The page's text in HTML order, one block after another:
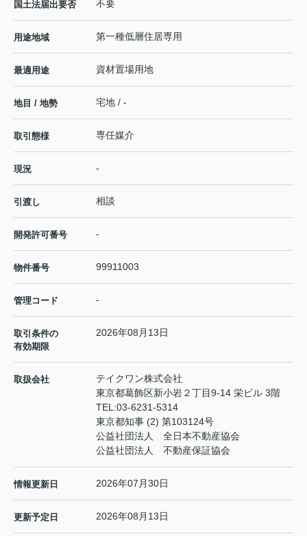
国土法届出要否 不要
用途地域 第一種低層住居専用
最適用途 資材置場用地
地目 / 地勢 宅地 / -
取引態様 専任媒介
現況 -
引渡し 相談
開発許可番号 -
物件番号 99911003
管理コード -
取引条件の
有効期限
2026年08月13日
取扱会社
テイクワン株式会社
東京都葛飾区新小岩２丁目9-14 栄ビル 3階
TEL:03-6231-5314
東京都知事 (2) 第103124号
公益社団法人 全日本不動産協会
公益社団法人 不動産保証協会
情報更新日 2026年07月30日
更新予定日 2026年08月13日